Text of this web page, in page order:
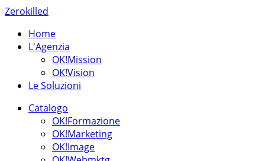
Zerokilled
Home
L'Agenzia
OK!Mission
OK!Vision
Le Soluzioni
Catalogo
OK!Formazione
OK!Marketing
OK!Image